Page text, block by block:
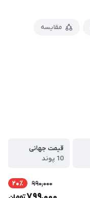
مقایسه
قیمت جهانی
10 پوند
990,000 20٪